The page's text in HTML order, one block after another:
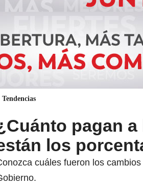
Tendencias
pagan
los
cuáles fueron los